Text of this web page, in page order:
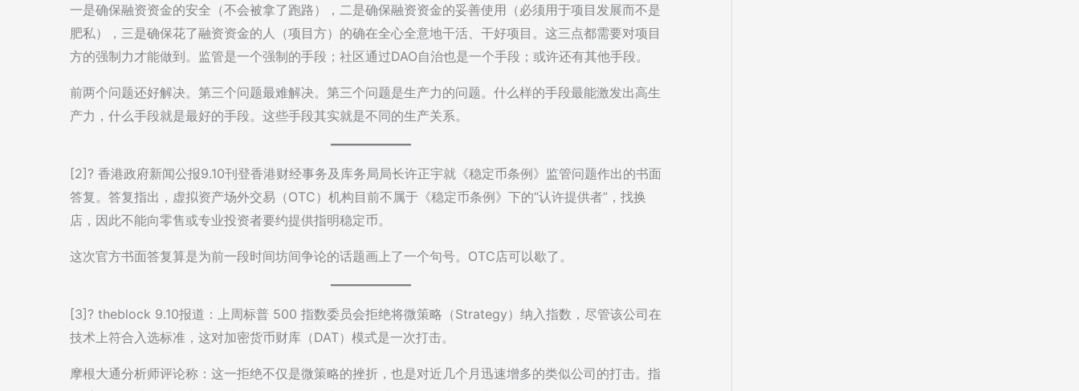
一是确保融资资金的安全（不会被拿了跑路），二是确保融资资金的妥善使用（必须用于项目发展而不是
肥私），三是确保花了融资资金的人（项目方）的确在全心全意地干活、干好项目。这三点都需要对项目
方的强制力才能做到。监管是一个强制的手段；社区通过DAO自治也是一个手段；或许还有其他手段。
前两个问题还好解决。第三个问题最难解决。第三个问题是生产力的问题。什么样的手段最能激发出高生
产力，什么手段就是最好的手段。这些手段其实就是不同的生产关系。
[2]? 香港政府新闻公报9.10刊登香港财经事务及库务局局长许正宇就《稳定币条例》监管问题作出的书面
答复。答复指出，虚拟资产场外交易（OTC）机构目前不属于《稳定币条例》下的“认许提供者”，找换
店，因此不能向零售或专业投资者要约提供指明稳定币。
这次官方书面答复算是为前一段时间坊间争论的话题画上了一个句号。OTC店可以歇了。
[3]? theblock 9.10报道：上周标普 500 指数委员会拒绝将微策略（Strategy）纳入指数，尽管该公司在
技术上符合入选标准，这对加密货币财库（DAT）模式是一次打击。
摩根大通分析师评论称：这一拒绝不仅是微策略的挫折，也是对近几个月迅速增多的类似公司的打击。指